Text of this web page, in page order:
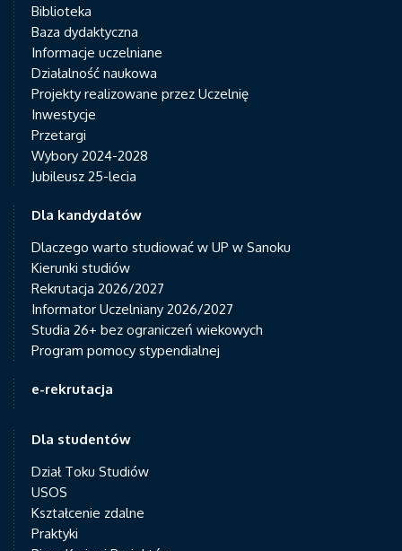
Biblioteka
Baza dydaktyczna
Informacje uczelniane
Działalność naukowa
Projekty realizowane przez Uczelnię
Inwestycje
Przetargi
Wybory 2024-2028
Jubileusz 25-lecia
Dla kandydatów
Dlaczego warto studiować w UP w Sanoku
Kierunki studiów
Rekrutacja 2026/2027
Informator Uczelniany 2026/2027
Studia 26+ bez ograniczeń wiekowych
Program pomocy stypendialnej
e-rekrutacja
Dla studentów
Dział Toku Studiów
USOS
Kształcenie zdalne
Praktyki